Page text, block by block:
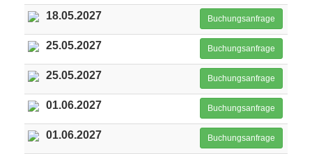
18.05.2027 Buchungsanfrage
25.05.2027 Buchungsanfrage
25.05.2027 Buchungsanfrage
01.06.2027 Buchungsanfrage
01.06.2027 Buchungsanfrage